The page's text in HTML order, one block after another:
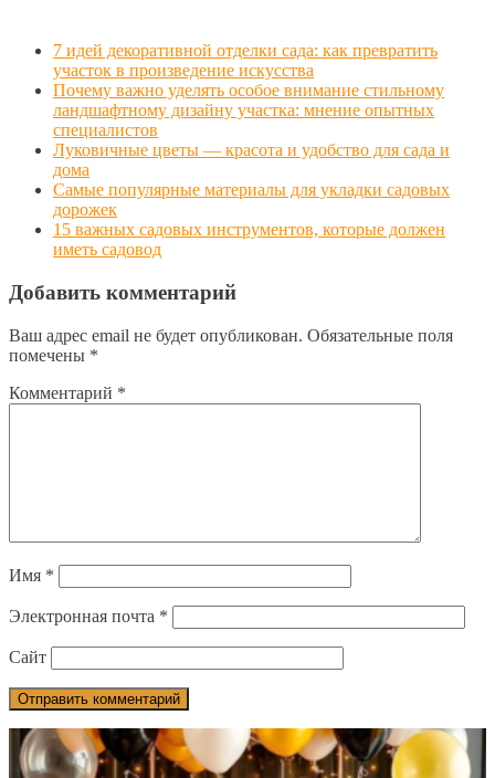
7 идей декоративной отделки сада: как превратить
участок в произведение искусства
Почему важно уделять особое внимание стильному
ландшафтному дизайну участка: мнение опытных
специалистов
Луковичные цветы — красота и удобство для сада и
дома
Самые популярные материалы для укладки садовых
дорожек
15 важных садовых инструментов, которые должен
иметь садовод
Добавить комментарий
Ваш адрес email не будет опубликован. Обязательные поля
помечены *
Комментарий *
Имя *
Электронная почта *
Сайт